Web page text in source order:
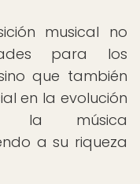
musical no
para los
que también
en la evolución
la música
a su riqueza